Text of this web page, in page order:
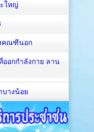
ะใหญ่
คณฑีนอก
ออกกำลังกาย ลาน
บางน้อย